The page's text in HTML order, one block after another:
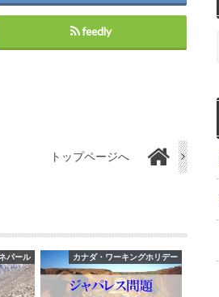
feedly
トップページへ
パール カナダ・ワーキングホリデー